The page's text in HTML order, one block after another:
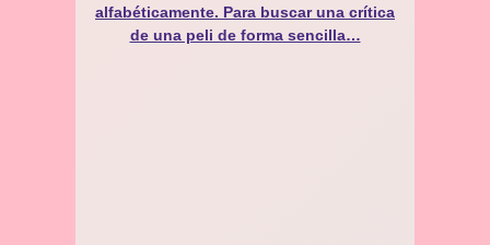
alfabéticamente. Para buscar una crítica
de una peli de forma sencilla…